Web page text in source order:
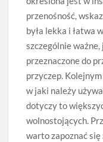
przenośność,
była lekka i łatwa
szczególnie
przeznaczone do
przyczep.
w jaki należy
dotyczy to
wolnostojących.
warto zapoznać